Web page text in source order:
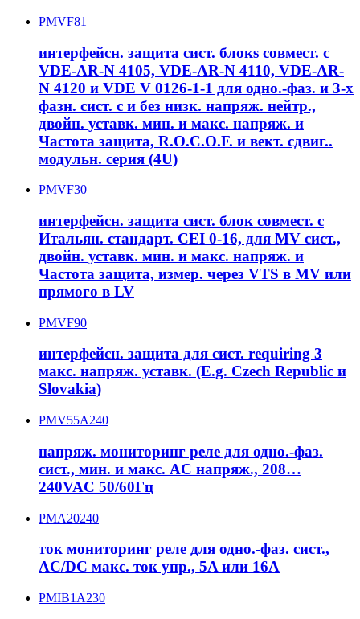
PMVF81
интерфейсн. защита сист. блокs совмест. с
VDE-AR-N 4105, VDE-AR-N 4110, VDE-AR-
N 4120 и VDE V 0126-1-1 для одно.-фаз. и 3-х
фазн. сист. с и без низк. напряж. нейтр.,
двойн. уставк. мин. и макс. напряж. и
Частота защита, R.O.C.O.F. и вект. сдвиг..
модульн. серия (4U)
PMVF30
интерфейсн. защита сист. блок совмест. с
Итальян. стандарт. CEI 0-16, для MV сист.,
двойн. уставк. мин. и макс. напряж. и
Частота защита, измер. через VTS в MV или
прямого в LV
PMVF90
интерфейсн. защита для сист. requiring 3
макс. напряж. уставк. (E.g. Czech Republic и
Slovakia)
PMV55A240
напряж. мониторинг реле для одно.-фаз.
сист., мин. и макс. AC напряж., 208…
240VAC 50/60Гц
PMA20240
ток мониторинг реле для одно.-фаз. сист.,
AC/DC макс. ток упр., 5A или 16A
PMIB1A230